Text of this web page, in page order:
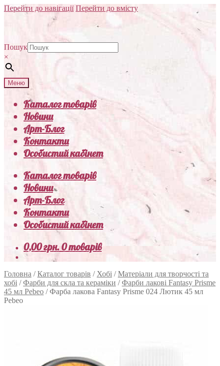
Перейти до навігації Перейти до вмісту
Пошук
×
Меню
Каталог товарів
Новини
Арт-Блог
Контакти
Особистий кабінет
Каталог товарів
Новини
Арт-Блог
Контакти
Особистий кабінет
0,00грн.0 товарів
Головна /Каталог товарів / Хобі /Матеріали для творчості та
хобі /Фарби для скла та кераміки /Фарби лакові Fantasy Prisme
45 мл Pebeo /Фарба лакова Fantasy Prisme 024 Лютик 45 мл
Pebeo